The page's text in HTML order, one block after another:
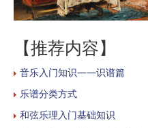
【推荐内容】
音乐入门知识——识谱篇
乐谱分类方式
和弦乐理入门基础知识